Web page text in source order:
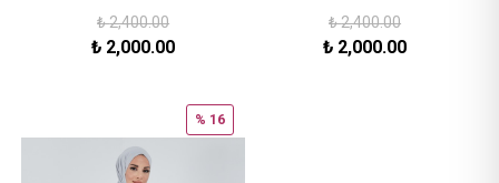
₺2,400.00
₺ 2,000.00
₺2,400.00
₺ 2,000.00
% 16